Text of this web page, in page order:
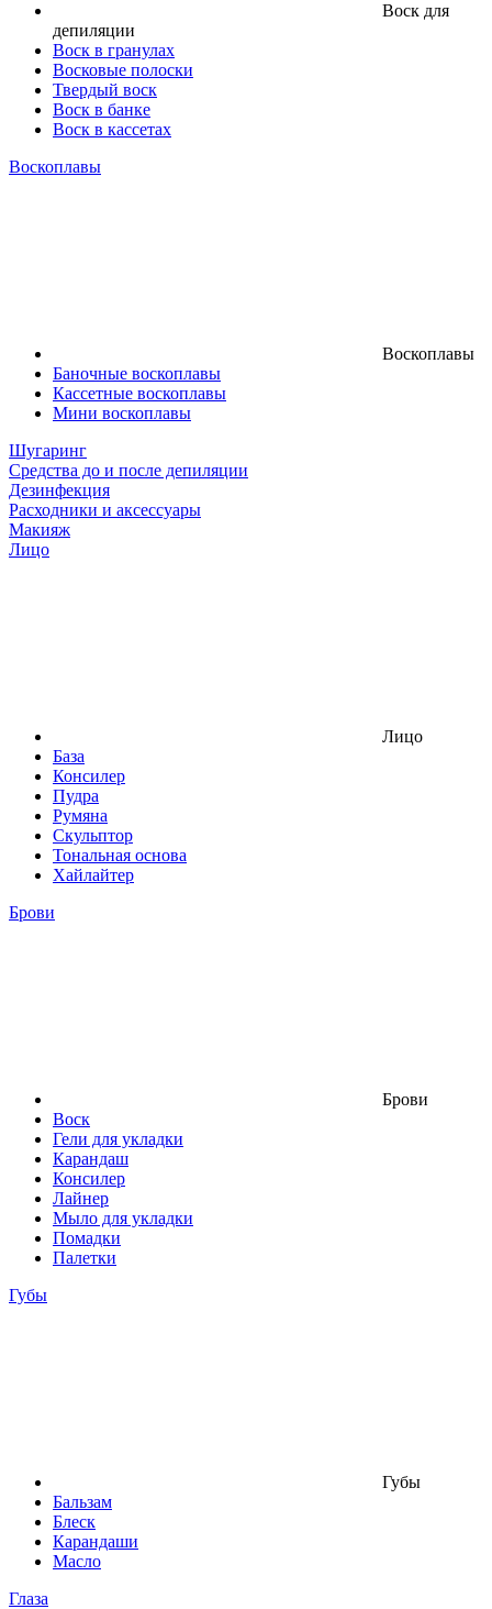
Воск для
депиляции
Воск в гранулах
Восковые полоски
Твердый воск
Воск в банке
Воск в кассетах
Воскоплавы
Воскоплавы
Баночные воскоплавы
Кассетные воскоплавы
Мини воскоплавы
Шугаринг
Средства до и после депиляции
Дезинфекция
Расходники и аксессуары
Макияж
Лицо
Лицо
База
Консилер
Пудра
Румяна
Скульптор
Тональная основа
Хайлайтер
Брови
Брови
Воск
Гели для укладки
Карандаш
Консилер
Лайнер
Мыло для укладки
Помадки
Палетки
Губы
Губы
Бальзам
Блеск
Карандаши
Масло
Глаза